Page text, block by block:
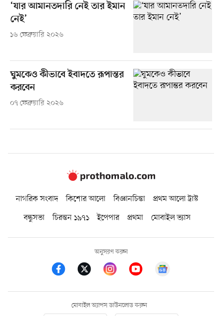
‘যার আমানতদারি নেই তার ইমান
নেই’
১৬ ফেব্রুয়ারি ২০২৬
ঘুমকেও কীভাবে ইবাদতে রূপান্তর
করবেন
০৭ ফেব্রুয়ারি ২০২৬
নাগরিক সংবাদ কিশোর আলো বিজ্ঞানচিন্তা
প্রথম আলো ট্রাস্ট
বন্ধুসভা
চিরন্তন ১৯৭১ ইপেপার প্রথমা মোবাইল ভ্যাস
অনুসরণ করুন
মোবাইল অ্যাপস ডাউনলোড করুন